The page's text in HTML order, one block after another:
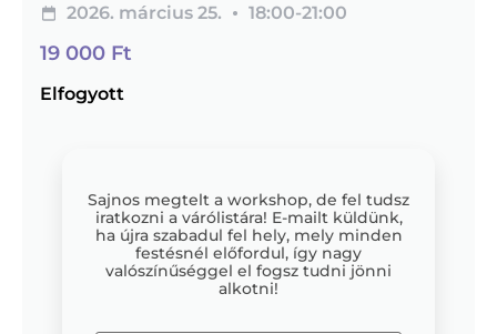
2026. március 25. 18:00-21:00
19 000 Ft
Elfogyott
Sajnos megtelt a workshop, de fel tudsz
iratkozni a várólistára! E-mailt küldünk,
ha újra szabadul fel hely, mely minden
festésnél előfordul, így nagy
valószínűséggel el fogsz tudni jönni
alkotni!